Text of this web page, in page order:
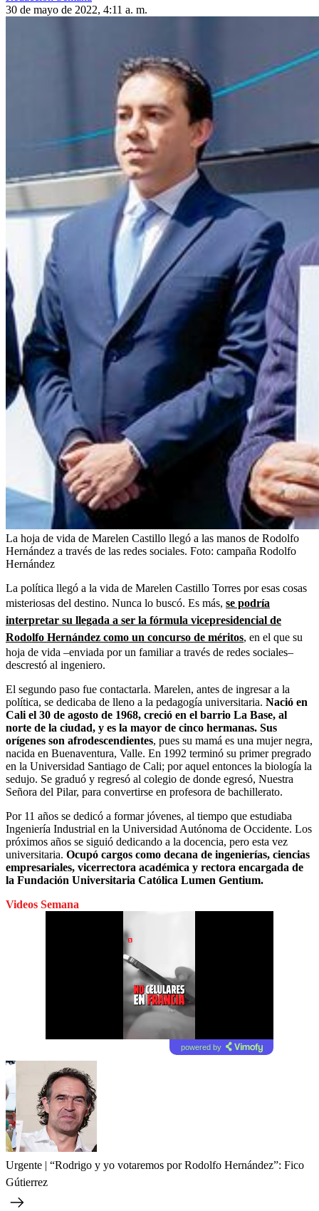
30 de mayo de 2022, 4:11 a. m.
La hoja de vida de Marelen Castillo llegó a las manos de Rodolfo
Hernández a través de las redes sociales. Foto: campaña Rodolfo
Hernández
La política llegó a la vida de Marelen Castillo Torres por esas cosas
misteriosas del destino. Nunca lo buscó. Es más, se podría
interpretar su llegada a ser la fórmula vicepresidencial de
Rodolfo Hernández como un concurso de méritos, en el que su
hoja de vida –enviada por un familiar a través de redes sociales–
descrestó al ingeniero.
El segundo paso fue contactarla. Marelen, antes de ingresar a la
política, se dedicaba de lleno a la pedagogía universitaria. Nació en
Cali el 30 de agosto de 1968, creció en el barrio La Base, al
norte de la ciudad, y es la mayor de cinco hermanas. Sus
orígenes son afrodescendientes, pues su mamá es una mujer negra,
nacida en Buenaventura, Valle. En 1992 terminó su primer pregrado
en la Universidad Santiago de Cali; por aquel entonces la biología la
sedujo. Se graduó y regresó al colegio de donde egresó, Nuestra
Señora del Pilar, para convertirse en profesora de bachillerato.
Por 11 años se dedicó a formar jóvenes, al tiempo que estudiaba
Ingeniería Industrial en la Universidad Autónoma de Occidente. Los
próximos años se siguió dedicando a la docencia, pero esta vez
universitaria. Ocupó cargos como decana de ingenierías, ciencias
empresariales, vicerrectora académica y rectora encargada de
la Fundación Universitaria Católica Lumen Gentium.
Videos Semana
powered by
Urgente | “Rodrigo y yo votaremos por Rodolfo Hernández”: Fico
Gútierrez